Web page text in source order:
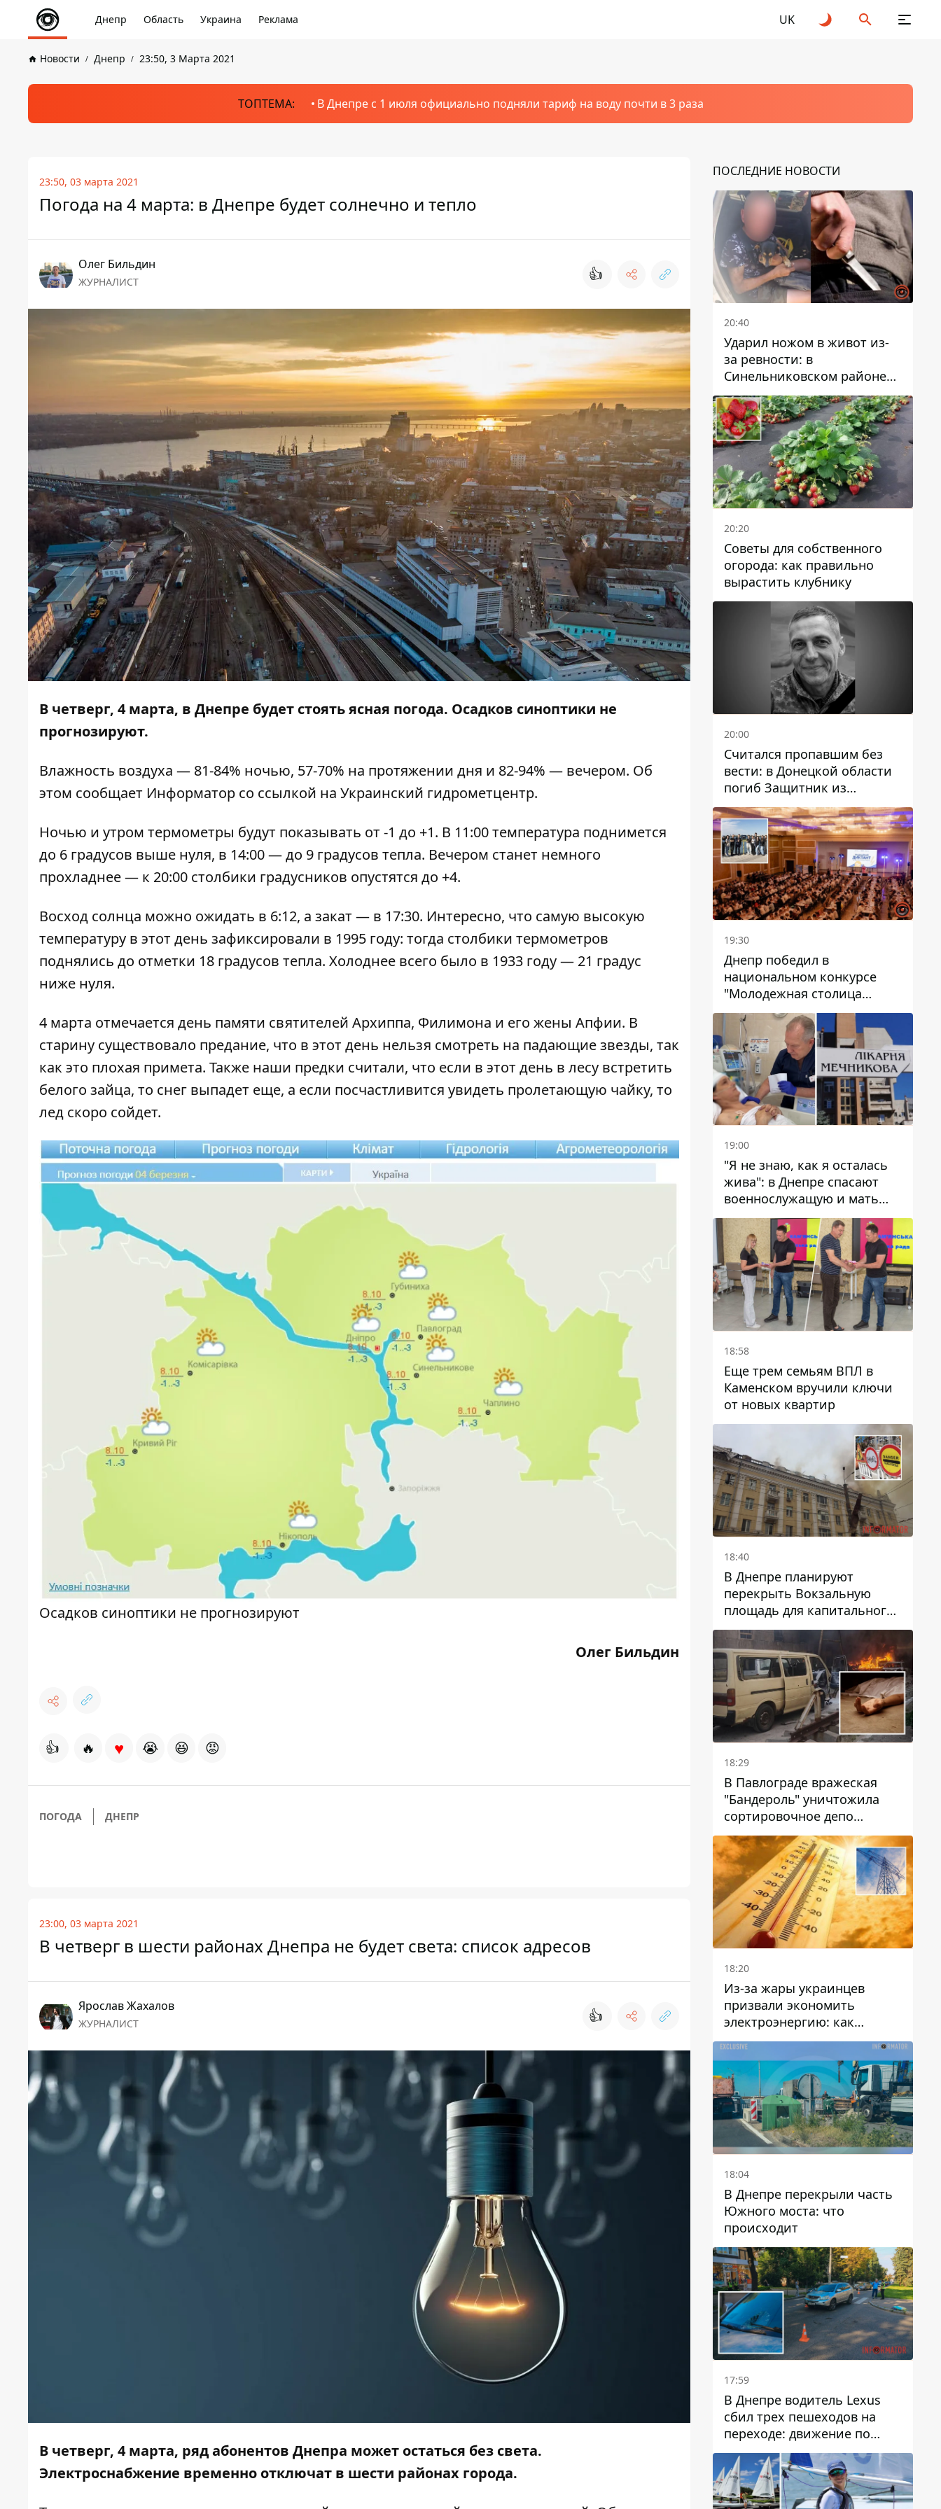
Днепр Область Украина Реклама UK
Новости Днепр 23:50, 3 Марта 2021
ТОПТЕМА: В Днепре с 1 июля официально подняли тариф на воду почти в 3 раза
23:50, 03 марта 2021
Погода на 4 марта: в Днепре будет солнечно и тепло
Олег Бильдин
ЖУРНАЛИСТ 👍
В четверг, 4 марта, в Днепре будет стоять ясная погода. Осадков синоптики не
прогнозируют.
Влажность воздуха — 81-84% ночью, 57-70% на протяжении дня и 82-94% — вечером. Об
этом сообщает Информатор со ссылкой на Украинский гидрометцентр.
Ночью и утром термометры будут показывать от -1 до +1. В 11:00 температура поднимется
до 6 градусов выше нуля, в 14:00 — до 9 градусов тепла. Вечером станет немного
прохладнее — к 20:00 столбики градусников опустятся до +4.
Восход солнца можно ожидать в 6:12, а закат — в 17:30. Интересно, что самую высокую
температуру в этот день зафиксировали в 1995 году: тогда столбики термометров
поднялись до отметки 18 градусов тепла. Холоднее всего было в 1933 году — 21 градус
ниже нуля.
4 марта отмечается день памяти святителей Архиппа, Филимона и его жены Апфии. В
старину существовало предание, что в этот день нельзя смотреть на падающие звезды, так
как это плохая примета. Также наши предки считали, что если в этот день в лесу встретить
белого зайца, то снег выпадет еще, а если посчастливится увидеть пролетающую чайку, то
лед скоро сойдет.
Осадков синоптики не прогнозируют
Олег Бильдин
👍 🔥 ♥ 😭 😆 😡
ПОГОДА ДНЕПР
23:00, 03 марта 2021
В четверг в шести районах Днепра не будет света: список адресов
Ярослав Жахалов
ЖУРНАЛИСТ 👍
В четверг, 4 марта, ряд абонентов Днепра может остаться без света.
Электроснабжение временно отключат в шести районах города.
ПОСЛЕДНИЕ НОВОСТИ
20:40
Ударил ножом в живот из-
за ревности: в
Синельниковском районе
задержали 49-летнего
мужчину за убийство
20:20
Советы для собственного
огорода: как правильно
вырастить клубнику
20:00
Считался пропавшим без
вести: в Донецкой области
погиб Защитник из
Каменского Антон
Красовский
19:30
Днепр победил в
национальном конкурсе
"Молодежная столица
Украины – 2026"
19:00
"Я не знаю, как я осталась
жива": в Днепре спасают
военнослужащую и мать
четверых детей, которую
ранил КАБ
18:58
Еще трем семьям ВПЛ в
Каменском вручили ключи
от новых квартир
18:40
В Днепре планируют
перекрыть Вокзальную
площадь для капитального
ремонта дома, в который
попала вражеская ракета:
какие сроки
18:29
В Павлограде вражеская
"Бандероль" уничтожила
сортировочное депо
"Укрпошти" и убила двух
работниц
18:20
Из-за жары украинцев
призвали экономить
электроэнергию: как
избежать перегрузки сетей
18:04
В Днепре перекрыли часть
Южного моста: что
происходит
17:59
В Днепре водитель Lexus
сбил трех пешеходов на
переходе: движение по
проспекту Науки
затруднено